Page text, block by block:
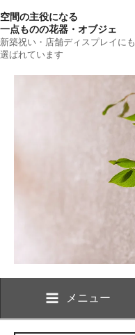
空間の主役になる
一点ものの花器・オブジェ
新築祝い・店舗ディスプレイにも
選ばれています
メニュー